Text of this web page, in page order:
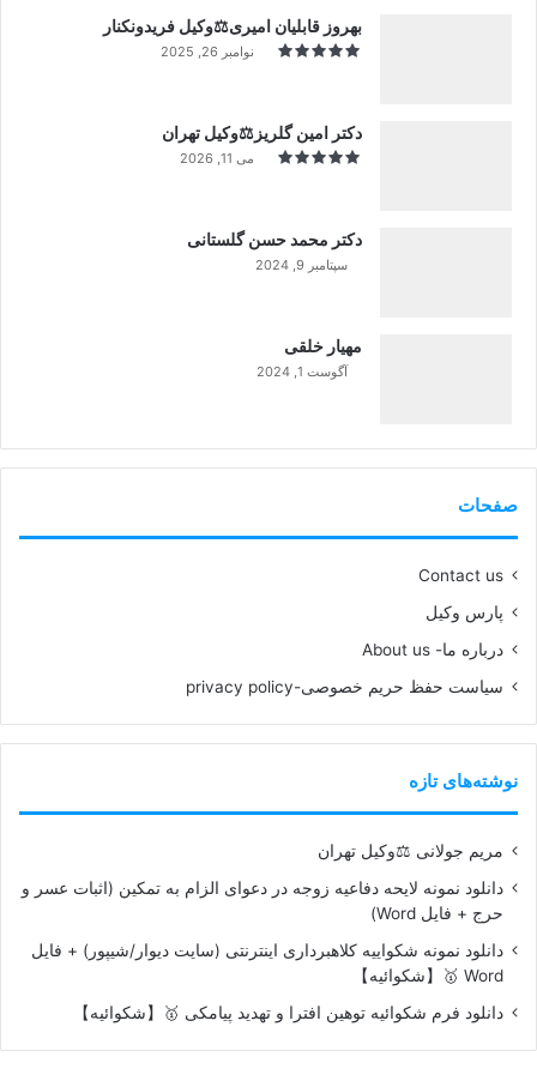
بهروز قابلیان امیری⚖️وکیل فریدونکنار
نوامبر 26, 2025
دکتر امین گلریز⚖️وکیل تهران
می 11, 2026
دکتر محمد حسن گلستانی
سپتامبر 9, 2024
مهیار خلقی
آگوست 1, 2024
صفحات
Contact us
پارس وکیل
درباره ما- About us
سیاست حفظ حریم خصوصی-privacy policy
نوشته‌های تازه
مریم جولانی ⚖️وکیل تهران
دانلود نمونه لایحه دفاعیه زوجه در دعوای الزام به تمکین (اثبات عسر و
حرج + فایل Word)
دانلود نمونه شکواییه کلاهبرداری اینترنتی (سایت دیوار/شیپور) + فایل
Word 🥇【شکوائیه】
دانلود فرم شکوائیه توهین افترا و تهدید پیامکی 🥇【شکوائیه】